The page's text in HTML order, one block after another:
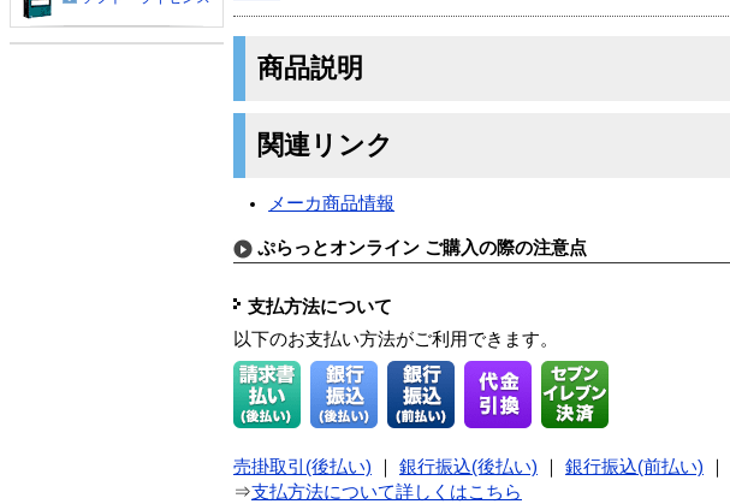
商品説明
関連リンク
メーカ商品情報
ぷらっとオンライン ご購入の際の注意点
支払方法について
以下のお支払い方法がご利用できます。
売掛取引(後払い) 銀行振込(後払い) 銀行振込(前払い)
⇒支払方法について詳しくはこちら